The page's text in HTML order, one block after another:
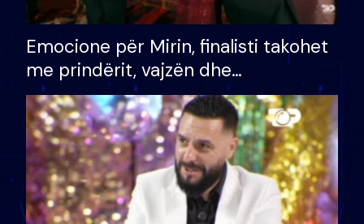
Emocione për Mirin, finalisti takohet
me prindërit, vajzën dhe
bashkëshorten: S’kemi ndonjë letër
divorci apo jo?